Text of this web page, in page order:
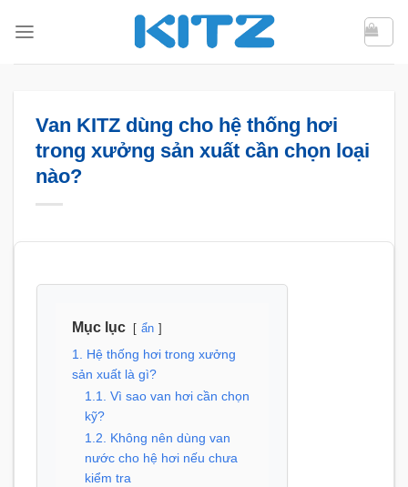
qua
Van KITZ dùng cho hệ thống hơi
trong xưởng sản xuất cần chọn loại
nào?
Mục lục ẩn
1. Hệ thống hơi trong xưởng
sản xuất là gì?
1.1. Vì sao van hơi cần chọn
kỹ?
1.2. Không nên dùng van
nước cho hệ hơi nếu chưa
kiểm tra